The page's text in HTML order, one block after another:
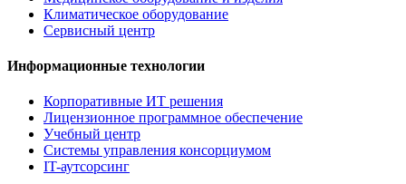
Климатическое оборудование
Сервисный центр
Информационные технологии
Корпоративные ИТ решения
Лицензионное программное обеспечение
Учебный центр
Системы управления консорциумом
IT-аутсорсинг